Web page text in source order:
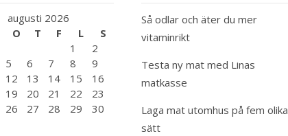
augusti 2026
O T F L
S
1
2
5 6 7 8
9
12 13 14 15
16
19 20 21 22
23
26 27 28 29
30
Så odlar och äter du mer
vitaminrikt
Testa ny mat med Linas
matkasse
Laga mat utomhus på fem olika
sätt